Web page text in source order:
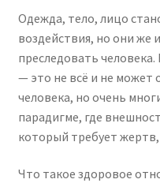
Одежда, тело, лицо
воздействия, но они же
преследовать
— это не всё и не может
человека, но очень
парадигме, где
который требует
Что такое здоровое